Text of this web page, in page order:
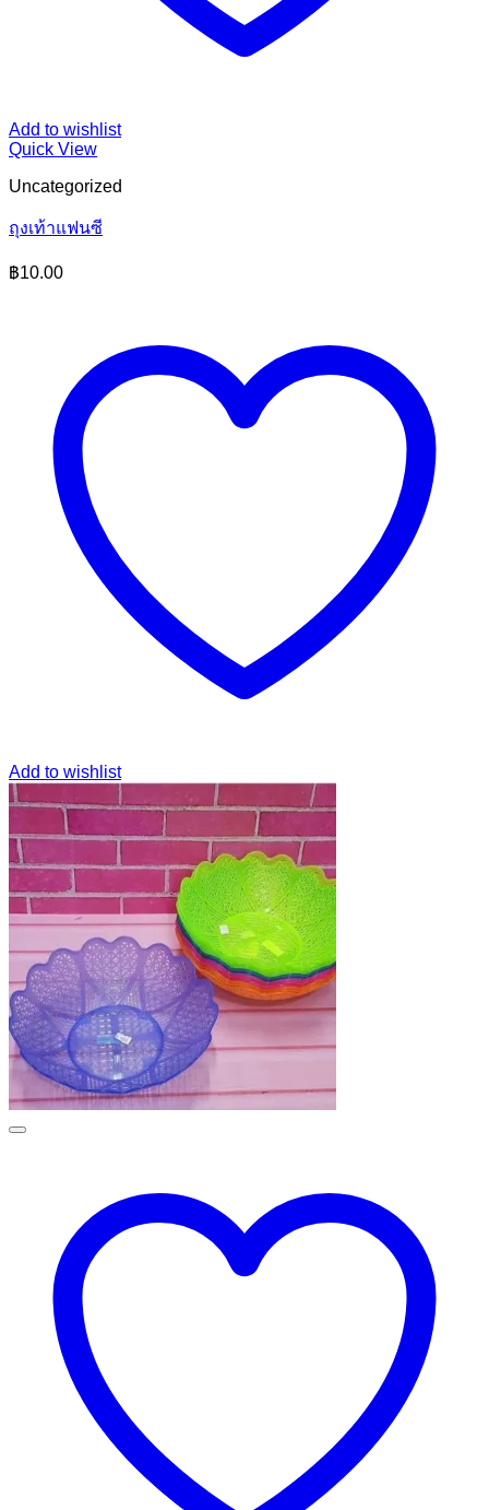
Add to wishlist
Quick View
Uncategorized
ถุงเท้าแฟนซี
฿10.00
Add to wishlist